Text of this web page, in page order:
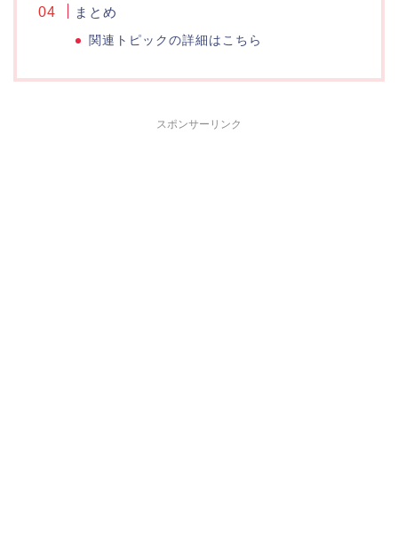
まとめ
関連トピックの詳細はこちら
スポンサーリンク